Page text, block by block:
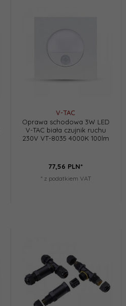
V-TAC
Oprawa schodowa 3W LED
V-TAC biała czujnik ruchu
230V VT-8035 4000K 100lm
77,56 PLN*
* z podatkiem VAT